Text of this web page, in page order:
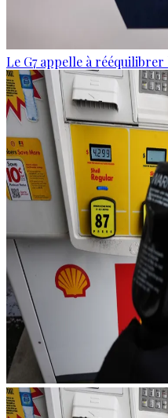
Le G7 appelle à